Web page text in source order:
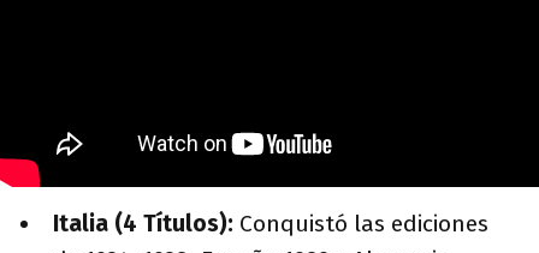
Italia (4 Títulos): Conquistó las ediciones